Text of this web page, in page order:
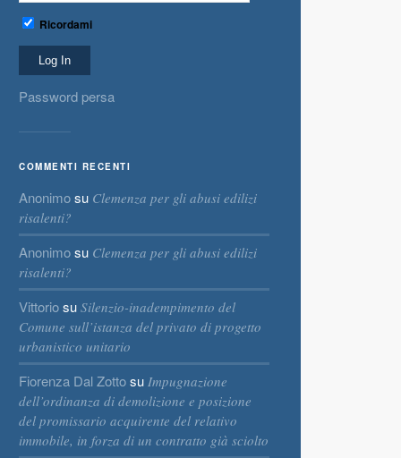
Ricordami
Password persa
COMMENTI RECENTI
Anonimosu Clemenza per gli abusi edilizi
risalenti?
Anonimosu Clemenza per gli abusi edilizi
risalenti?
Vittoriosu Silenzio-inadempimento del
Comune sull’istanza del privato di progetto
urbanistico unitario
Fiorenza Dal Zottosu Impugnazione
dell’ordinanza di demolizione e posizione
del promissario acquirente del relativo
immobile, in forza di un contratto già sciolto